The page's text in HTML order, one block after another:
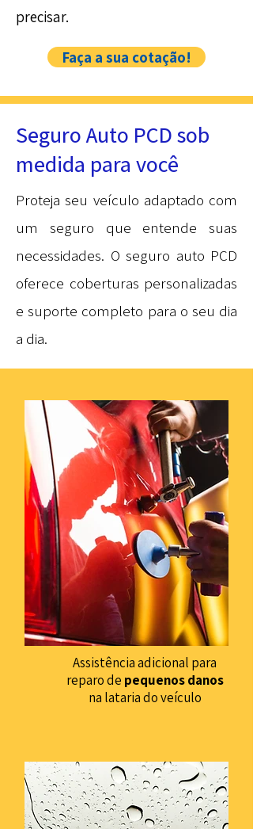
precisar.
Faça a sua cotação!
Seguro Auto PCD sob
medida para você
Proteja seu veículo adaptado com
um seguro que entende suas
necessidades. O seguro auto PCD
oferece coberturas personalizadas
e suporte completo para o seu dia
a dia.
Assistência adicional para
reparo de pequenos danos
na lataria do veículo